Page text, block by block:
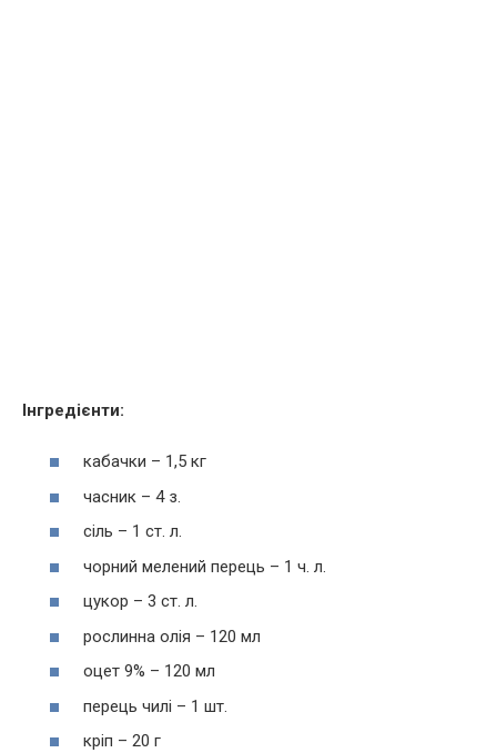
Інгредієнти:
кабачки – 1,5 кг
часник – 4 з.
сіль – 1 ст. л.
чорний мелений перець – 1 ч. л.
цукор – 3 ст. л.
рослинна олія – 120 мл
оцет 9% – 120 мл
перець чилі – 1 шт.
кріп – 20 г